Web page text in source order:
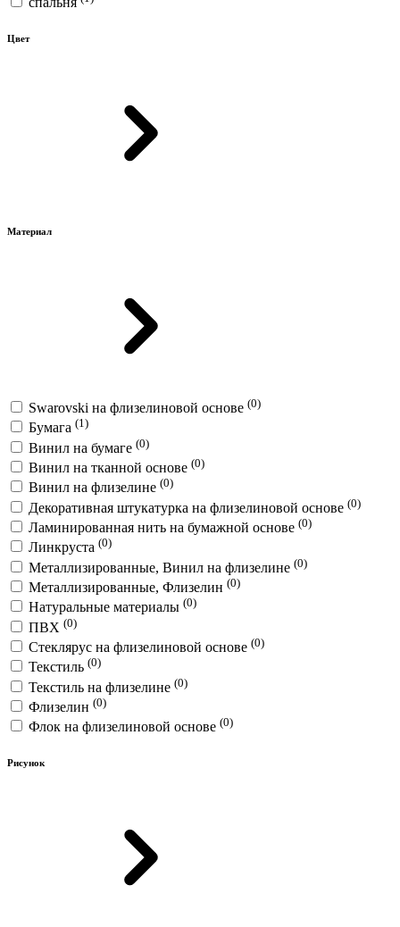
Цвет
Материал
Swarovski на флизелиновой основе (0)
Бумага (1)
Винил на бумаге (0)
Винил на тканной основе (0)
Винил на флизелине (0)
Декоративная штукатурка на флизелиновой основе (0)
Ламинированная нить на бумажной основе (0)
Линкруста (0)
Металлизированные, Винил на флизелине (0)
Металлизированные, Флизелин (0)
Натуральные материалы (0)
ПВХ (0)
Стеклярус на флизелиновой основе (0)
Текстиль (0)
Текстиль на флизелине (0)
Флизелин (0)
Флок на флизелиновой основе (0)
Рисунок